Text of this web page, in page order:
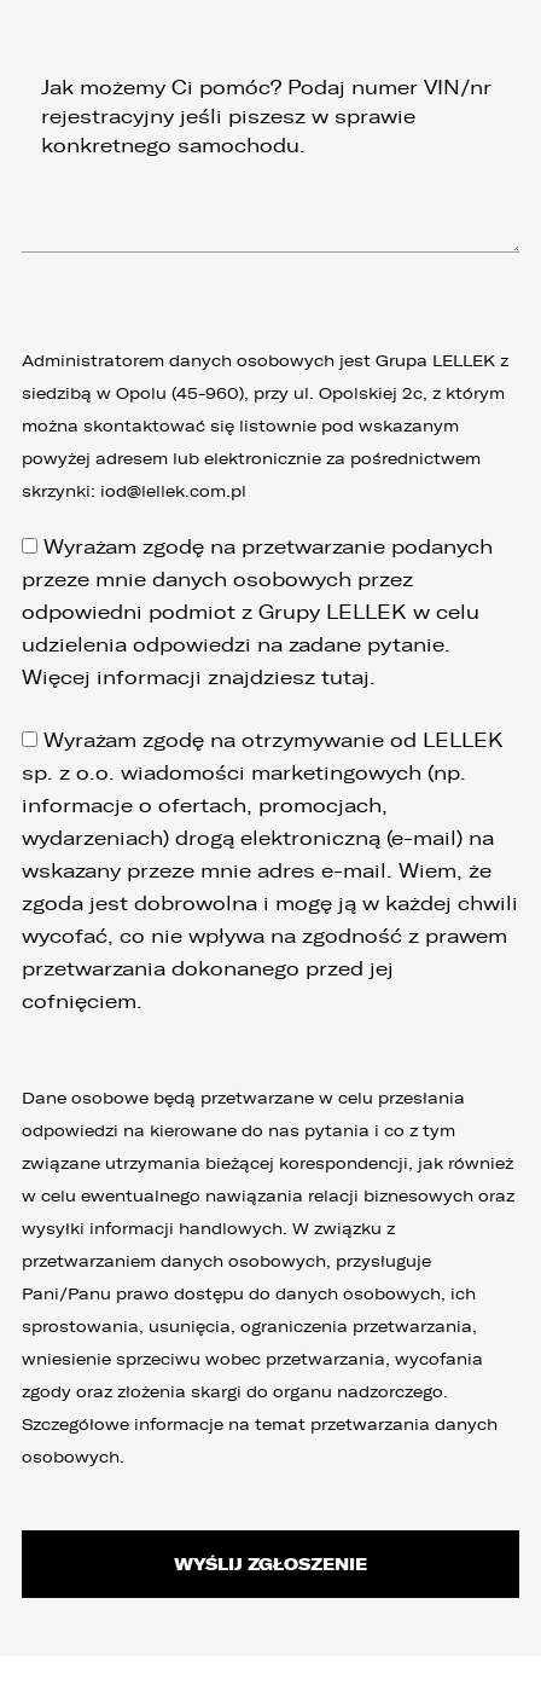
Administratorem danych osobowych jest Grupa LELLEK z
siedzibą w Opolu (45-960), przy ul. Opolskiej 2c, z którym
można skontaktować się listownie pod wskazanym
powyżej adresem lub elektronicznie za pośrednictwem
skrzynki: iod@lellek.com.pl
Wyrażam zgodę na przetwarzanie podanych
przeze mnie danych osobowych przez
odpowiedni podmiot z Grupy LELLEK w celu
udzielenia odpowiedzi na zadane pytanie.
Więcej informacji znajdziesz tutaj.
Wyrażam zgodę na otrzymywanie od LELLEK
sp. z o.o. wiadomości marketingowych (np.
informacje o ofertach, promocjach,
wydarzeniach) drogą elektroniczną (e-mail) na
wskazany przeze mnie adres e-mail. Wiem, że
zgoda jest dobrowolna i mogę ją w każdej chwili
wycofać, co nie wpływa na zgodność z prawem
przetwarzania dokonanego przed jej
cofnięciem.
Dane osobowe będą przetwarzane w celu przesłania
odpowiedzi na kierowane do nas pytania i co z tym
związane utrzymania bieżącej korespondencji, jak również
w celu ewentualnego nawiązania relacji biznesowych oraz
wysyłki informacji handlowych. W związku z
przetwarzaniem danych osobowych, przysługuje
Pani/Panu prawo dostępu do danych osobowych, ich
sprostowania, usunięcia, ograniczenia przetwarzania,
wniesienie sprzeciwu wobec przetwarzania, wycofania
zgody oraz złożenia skargi do organu nadzorczego.
Szczegółowe informacje na temat przetwarzania danych
osobowych.
3. weryfikacji możliwości zawarcia umowy,
4. realizacji usług,
będą:
2. osoby upoważnione przez Administratora do
swoich obowiązków służbowych,
wykonanie czynności, z którymi wiąże się
przetwarzające).
1. Państwa dane będą przechowywane przez
Administratora przez okres nie dłuższy niż
wymagają tego przepisy prawa lub do czasu
cofnięcia wcześniej udzielonej przez Państwa
zgody.
administratora dostępu do danych osobowych,
przetwarzania, a także prawo sprzeciwu,
żądania zaprzestania przetwarzania i
cofnięcia zgody w dowolnym momencie bez
wpływu na zgodność z prawem przetwarzania,
jej cofnięciem
Prezesa Urzędu Ochrony Danych Osobowych
(PUODO) w uzasadnionych przypadkach
dobrowolne, jednakże Ich brak uniemożliwi
realizację powyższych celów oraz kontakt z
5. Dane udostępnione przez Państwa nie będą
będą podlegały profilowaniu.
osobowych do państwa trzeciego lub
organizacji międzynarodowej.